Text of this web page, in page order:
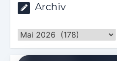
Archiv
Archiv